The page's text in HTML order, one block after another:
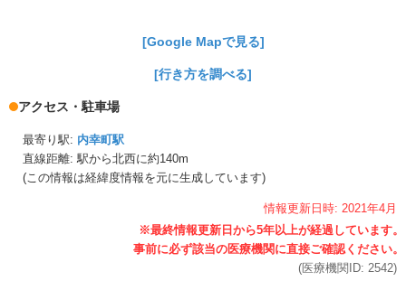
[Google Mapで見る]
[行き方を調べる]
アクセス・駐車場
最寄り駅: 内幸町駅
直線距離: 駅から北西に約140m
(この情報は経緯度情報を元に生成しています)
情報更新日時: 2021年4月
(医療機関ID: 2542)